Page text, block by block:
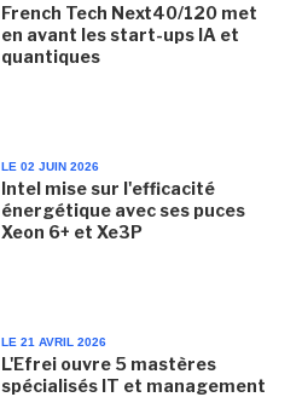
French Tech Next40/120 met
en avant les start-ups IA et
quantiques
LE 02 JUIN 2026
Intel mise sur l'efficacité
énergétique avec ses puces
Xeon 6+ et Xe3P
LE 21 AVRIL 2026
L'Efrei ouvre 5 mastères
spécialisés IT et management